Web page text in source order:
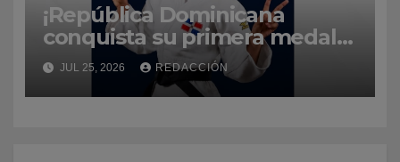
¡República Dominicana
conquista su primera medalla
de oro en Santo Domingo
2026 gracias a Ana Rosa!
JUL 25, 2026 REDACCIÓN